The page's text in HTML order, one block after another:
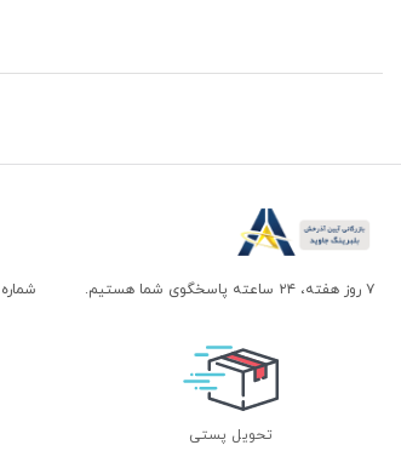
۷ روز هفته، ۲۴ ساعته پاسخگوی شما هستیم.
تحویل پستی